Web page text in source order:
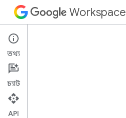
Workspace
Google Classroom
ওভারভিউ
তথ্য
চ্যাট
API